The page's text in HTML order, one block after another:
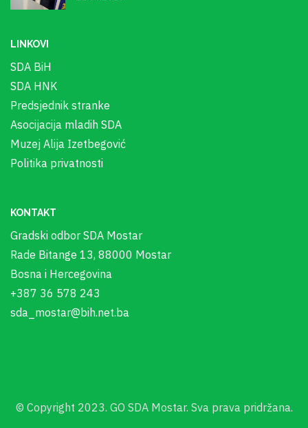
LINKOVI
SDA BiH
SDA HNK
Predsjednik stranke
Asocijacija mladih SDA
Muzej Alija Izetbegović
Politika privatnosti
KONTAKT
Gradski odbor SDA Mostar
Rade Bitange 13, 88000 Mostar
Bosna i Hercegovina
+387 36 578 243
sda_mostar@bih.net.ba
© Copyright 2023. GO SDA Mostar. Sva prava pridržana.